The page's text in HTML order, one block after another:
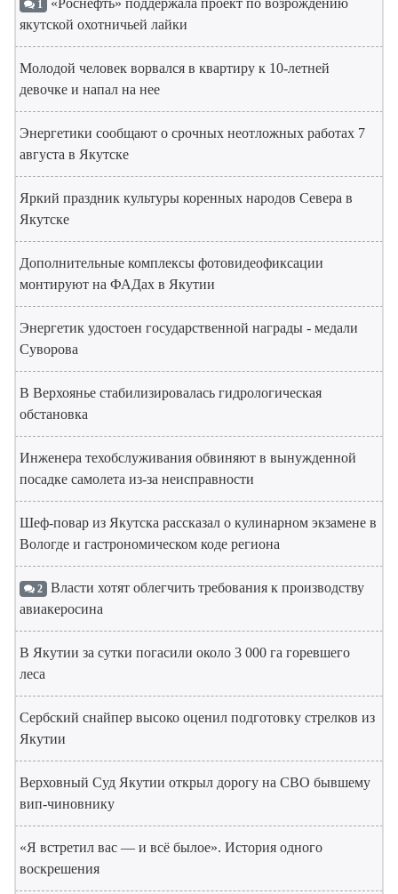
1
«Роснефть» поддержала проект по возрождению
якутской охотничьей лайки
Молодой человек ворвался в квартиру к 10-летней
девочке и напал на нее
Энергетики сообщают о срочных неотложных работах 7
августа в Якутске
Яркий праздник культуры коренных народов Севера в
Якутске
Дополнительные комплексы фотовидеофиксации
монтируют на ФАДах в Якутии
Энергетик удостоен государственной награды - медали
Суворова
В Верхоянье стабилизировалась гидрологическая
обстановка
Инженера техобслуживания обвиняют в вынужденной
посадке самолета из-за неисправности
Шеф-повар из Якутска рассказал о кулинарном экзамене в
Вологде и гастрономическом коде региона
2 Власти хотят облегчить требования к производству
авиакеросина
В Якутии за сутки погасили около 3 000 га горевшего
леса
Сербский снайпер высоко оценил подготовку стрелков из
Якутии
Верховный Суд Якутии открыл дорогу на СВО бывшему
вип-чиновнику
«Я встретил вас — и всё былое». История одного
воскрешения